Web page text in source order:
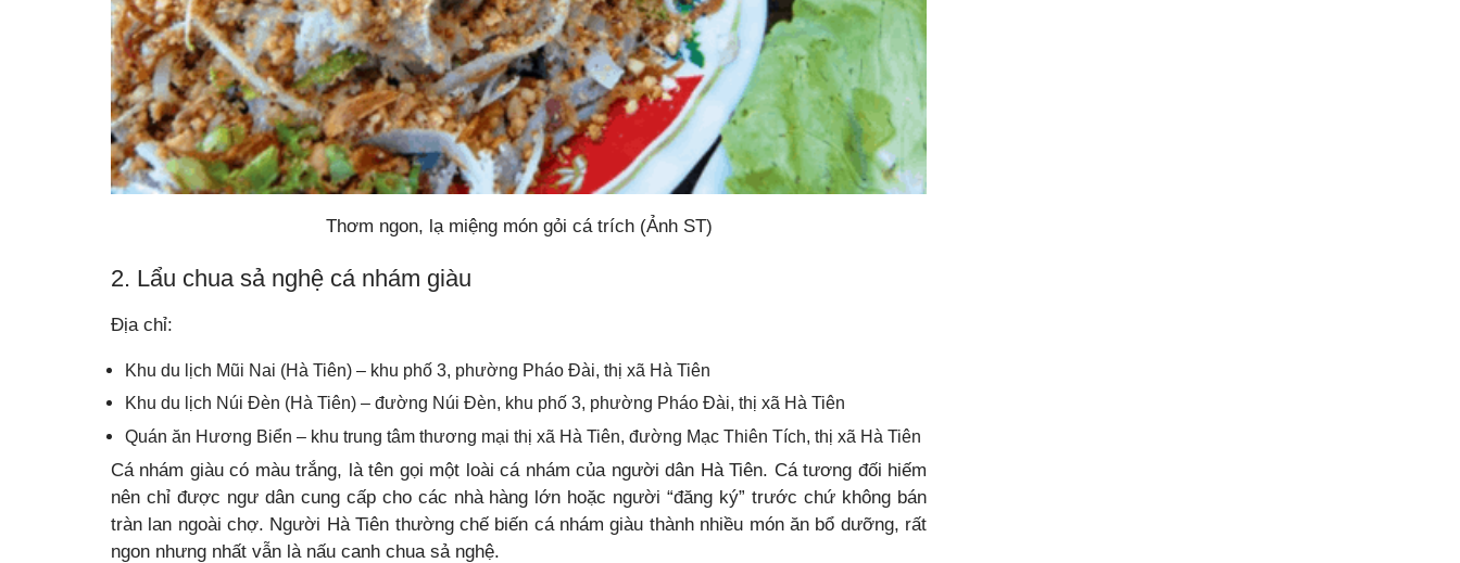
Thơm ngon, lạ miệng món gỏi cá trích (Ảnh ST)
2. Lẩu chua sả nghệ cá nhám giàu
Địa chỉ:
Khu du lịch Mũi Nai (Hà Tiên) – khu phố 3, phường Pháo Đài, thị xã Hà Tiên
Khu du lịch Núi Đèn (Hà Tiên) – đường Núi Đèn, khu phố 3, phường Pháo Đài, thị xã Hà Tiên
Quán ăn Hương Biển – khu trung tâm thương mại thị xã Hà Tiên, đường Mạc Thiên Tích, thị xã Hà Tiên
Cá nhám giàu có màu trắng, là tên gọi một loài cá nhám của người dân Hà Tiên. Cá tương đối hiếm
nên chỉ được ngư dân cung cấp cho các nhà hàng lớn hoặc người “đăng ký” trước chứ không bán
tràn lan ngoài chợ. Người Hà Tiên thường chế biến cá nhám giàu thành nhiều món ăn bổ dưỡng, rất
ngon nhưng nhất vẫn là nấu canh chua sả nghệ.